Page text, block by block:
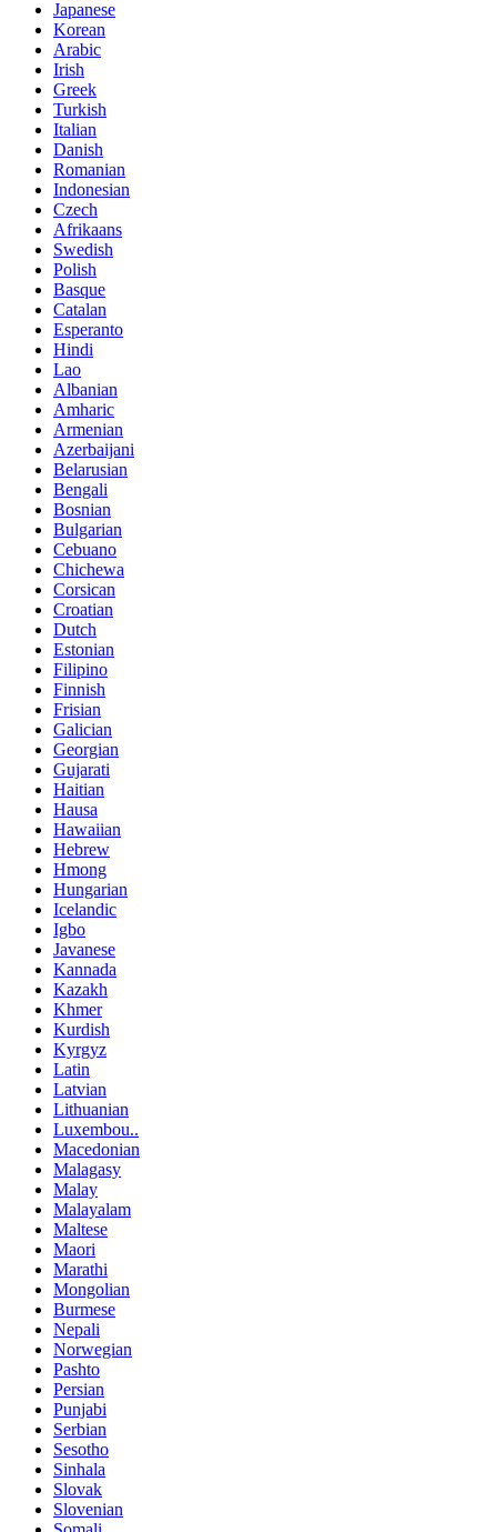
Japanese
Korean
Arabic
Irish
Greek
Turkish
Italian
Danish
Romanian
Indonesian
Czech
Afrikaans
Swedish
Polish
Basque
Catalan
Esperanto
Hindi
Lao
Albanian
Amharic
Armenian
Azerbaijani
Belarusian
Bengali
Bosnian
Bulgarian
Cebuano
Chichewa
Corsican
Croatian
Dutch
Estonian
Filipino
Finnish
Frisian
Galician
Georgian
Gujarati
Haitian
Hausa
Hawaiian
Hebrew
Hmong
Hungarian
Icelandic
Igbo
Javanese
Kannada
Kazakh
Khmer
Kurdish
Kyrgyz
Latin
Latvian
Lithuanian
Luxembou..
Macedonian
Malagasy
Malay
Malayalam
Maltese
Maori
Marathi
Mongolian
Burmese
Nepali
Norwegian
Pashto
Persian
Punjabi
Serbian
Sesotho
Sinhala
Slovak
Slovenian